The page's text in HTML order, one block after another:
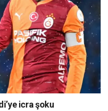
icra şoku